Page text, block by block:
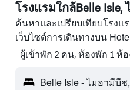
โรงแรมใกล้Belle Isle,
ค้นหาและเปรียบเทียบโรงแ
เว็บไซต์การเดินทางบน
ผู้เข้าพัก 2 คน, ห้องพัก 1 ห้อ
Belle Isle - ไมอามีบี